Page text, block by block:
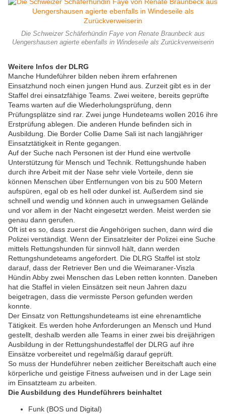
Die Schweizer Schäferhündin Faye von Renate Braunbeck aus
Uengershausen agierte ebenfalls in Windeseile als Zurückverweiserin
Weitere Infos der DLRG
Manche Hundeführer bilden neben ihrem erfahrenen
Einsatzhund noch einen jungen Hund aus. Zurzeit gibt es in der
Staffel drei einsatzfähige Teams. Zwei weitere, bereits geprüfte
Teams warten auf die Wiederholungsprüfung, denn
Prüfungsplätze sind rar. Zwei junge Hundeteams wollen 2016 ihre
Erstprüfung ablegen. Die anderen Hunde befinden sich in
Ausbildung. Die Border Collie Dame Sali ist nach langjähriger
Einsatztätigkeit in Rente gegangen.
Auf der Suche nach Personen ist der Hund eine wertvolle
Unterstützung für Mensch und Technik. Rettungshunde haben
durch ihre Arbeit mit der Nase sehr viele Vorteile, denn sie
können Menschen über Entfernungen von bis zu 500 Metern
aufspüren, egal ob es hell oder dunkel ist. Außerdem sind sie
schnell und wendig und können auch in unwegsamen Gelände
und vor allem in der Nacht eingesetzt werden. Meist werden sie
genau dann gerufen.
Oft ist es so, dass zuerst die Angehörigen suchen, dann wird die
Polizei verständigt. Wenn der Einsatzleiter der Polizei eine Suche
mittels Rettungshunden für sinnvoll hält, dann werden
Rettungshundeteams angefordert. Die DLRG Staffel ist stolz
darauf, dass der Retriever Ben und die Weimaraner-Viszla
Hündin Abby zwei Menschen das Leben retten konnten. Daneben
hat die Staffel in vielen Einsätzen seit neun Jahren dazu
beigetragen, dass die vermisste Person gefunden werden
konnte.
Der Einsatz von Rettungshundeteams ist eine ehrenamtliche
Tätigkeit. Es werden hohe Anforderungen an Mensch und Hund
gestellt, deshalb werden alle Teams in einer zwei bis dreijährigen
Ausbildung in der Rettungshundestaffel der DLRG auf ihre
Einsätze vorbereitet und regelmäßig darauf geprüft.
So muss der Hundeführer neben zeitlicher Bereitschaft auch eine
körperliche und geistige Fitness aufweisen und in der Lage sein
im Einsatzteam zu arbeiten.
Die Ausbildung des Hundeführers beinhaltet
Funk (BOS und Digital)